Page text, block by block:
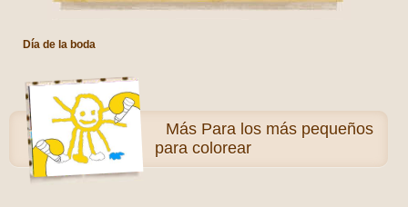
Día de la boda
Más Para los más pequeños
para colorear